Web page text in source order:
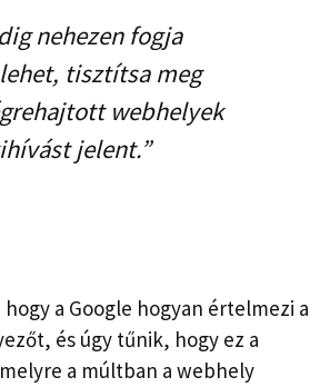
nehezen fogja
tisztítsa meg
webhelyek
jelent.”
a Google hogyan értelmezi a
és úgy tűnik, hogy ez a
a múltban a webhely